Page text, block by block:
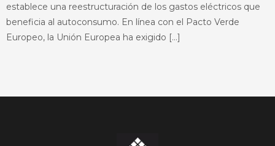
establece una reestructuración de los gastos eléctricos que
beneficia al autoconsumo. En línea con el Pacto Verde
Europeo, la Unión Europea ha exigido […]